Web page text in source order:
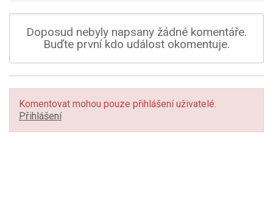
Doposud nebyly napsany žádné komentáře.
Buďte první kdo událost okomentuje.
Komentovat mohou pouze přihlášení uživatelé.
Přihlášení